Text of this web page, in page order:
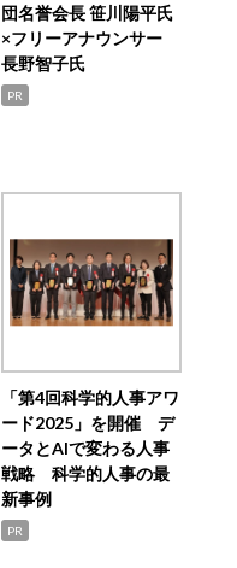
団名誉会長 笹川陽平氏
×フリーアナウンサー
長野智子氏
PR
「第4回科学的人事アワ
ード2025」を開催 デ
ータとAIで変わる人事
戦略 科学的人事の最
新事例
PR